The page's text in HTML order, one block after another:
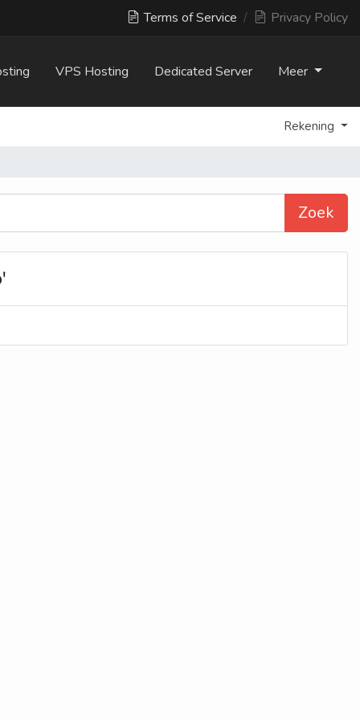
Terms of Service / Privacy Policy
VPS Hosting Dedicated Server Meer
Rekening
Zoek